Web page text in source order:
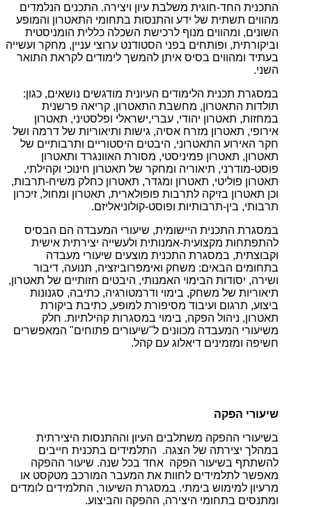
התכנית החד-חוגית משלבת עיון ויצירה. התכנים הנלמדים
מהווים תשתית של ידע והתנסות בתחומי התאטרון והמופע
השונים, ומהווים מנוף לרכישת השכלה כללית הומניסטית
וביקורתית, ופותחים בפני הסטודנט ערוצי עניין, מחקר ועשייה
בעתיד ומהווים בסיס איתן להמשך לימודים לקראת התואר
השני.
במסגרת תכנית הלימודים העיונית מודגשים נושאים, כגון:
תולדות התאטרון, מחשבת התאטרון, קריאה פרשנית
במחזות, תאטרון יהודי, עברי,ישראלי ופלסטיני, תאטרון
אירופי, תאטרון מזרח אסיה, גישות ותיאוריות של דרמה ושל
חקר האירוע התאטרוני, היבטים היסטוריים ותרבותיים של
תאטרון, תאטרון פמיניסטי, מסורת האוונגרד ותאטרון
פוסט-מודרני, תיאוריה ומחקר של תאטרון חינוכי וקהילתי,
תאטרון פוליטי, תאטרון ומגדר, תאטרון כחלק משיח-תרבות,
וכן תאטרון בזיקה לתרבות פופולארית, תאטרון ומחול, זיכרון
תרבותי, בין-תרבותיות ופוסט-קולוניאליזם.
במסגרת התכנית היישומית, שיעורי המעבדה הם הבסיס
להתפתחות מקצועית-אמנותית ולעשייה יצירתית אישית
וקבוצתית, במסגרת התכנית מוצעים שיעורי מעבדה
בתחומים הבאים: משחק ואימפרוביזציה, תנועה, דיבור
ושירה, יסודות הבימוי האמנותי, היבטים חזותיים של תאטרון,
תיאוריות של משחק, בימוי ודרמטורגיה, כתיבה, סגנונות
ביצוע, תרגום ועיבוד מסיפורת למופע, כתיבת ביקורת
תאטרון, ניהול הפקה, בימוי במסגרות קהילתיות. חלק
משיעורי המעבדה מכוונים ל"שיעורים פתוחים" המאפשרים
חשיפה ומזמינים דיאלוג עם קהל.
שיעורי הפקה
בשיעורי ההפקה משתלבים העיון וההתנסות היצירתית
במהלך יצירתה של הצגה. התלמידים בתכנית חייבים
להשתתף בשיעור הפקה אחד בכל שנה. שיעור ההפקה
מאפשר לתלמידים לחוות את המעבר המורכב מטקסט או
מרעיון למימוש בימתי. במסגרת השיעור, התלמידים לומדים
ומתנסים בתחומי היצירה, ההפקה והביצוע.